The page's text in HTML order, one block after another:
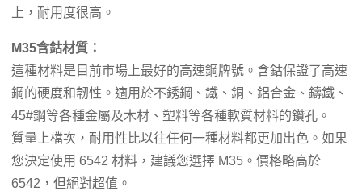
上，耐用度很高。
M35含鈷材質：
這種材料是目前市場上最好的高速鋼牌號。含鈷保證了高速
鋼的硬度和韌性。適用於不銹鋼、鐵、銅、鋁合金、鑄鐵、
45#鋼等各種金屬及木材、塑料等各種軟質材料的鑽孔。
質量上檔次，耐用性比以往任何一種材料都更加出色。如果
您決定使用 6542 材料，建議您選擇 M35。價格略高於
6542，但絕對超值。